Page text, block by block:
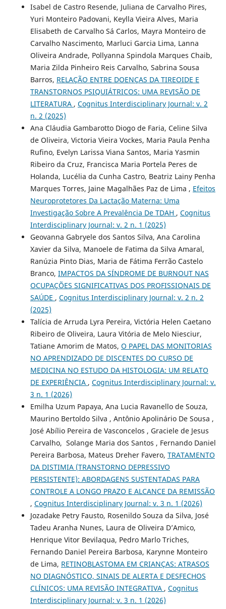
Isabel de Castro Resende, Juliana de Carvalho Pires,
Yuri Monteiro Padovani, Keylla Vieira Alves, Maria
Elisabeth de Carvalho Sá Carlos, Mayra Monteiro de
Carvalho Nascimento, Marluci Garcia Lima, Lanna
Oliveira Andrade, Pollyanna Spindola Marques Chaib,
Maria Zilda Pinheiro Reis Carvalho, Sabrina Sousa
Barros, RELAÇÃO ENTRE DOENÇAS DA TIREOIDE E
TRANSTORNOS PSIQUIÁTRICOS: UMA REVISÃO DE
LITERATURA , Cognitus Interdisciplinary Journal: v. 2
n. 2 (2025)
Ana Cláudia Gambarotto Diogo de Faria, Celine Silva
de Oliveira, Victoria Vieira Vockes, Maria Paula Penha
Rufino, Evelyn Larissa Viana Santos, Maria Yasmin
Ribeiro da Cruz, Francisca Maria Portela Peres de
Holanda, Lucélia da Cunha Castro, Beatriz Lainy Penha
Marques Torres, Jaine Magalhães Paz de Lima , Efeitos
Neuroprotetores Da Lactação Materna: Uma
Investigação Sobre A Prevalência De TDAH , Cognitus
Interdisciplinary Journal: v. 2 n. 1 (2025)
Geovanna Gabryele dos Santos Silva, Ana Carolina
Xavier da Silva, Manoele de Fatima da Silva Amaral,
Ranúzia Pinto Dias, Maria de Fátima Ferrão Castelo
Branco, IMPACTOS DA SÍNDROME DE BURNOUT NAS
OCUPAÇÕES SIGNIFICATIVAS DOS PROFISSIONAIS DE
SAÚDE , Cognitus Interdisciplinary Journal: v. 2 n. 2
(2025)
Talícia de Arruda Lyra Pereira, Victória Helen Caetano
Ribeiro de Oliveira, Laura Vitória de Melo Niesciur,
Tatiane Amorim de Matos, O PAPEL DAS MONITORIAS
NO APRENDIZADO DE DISCENTES DO CURSO DE
MEDICINA NO ESTUDO DA HISTOLOGIA: UM RELATO
DE EXPERIÊNCIA , Cognitus Interdisciplinary Journal: v.
3 n. 1 (2026)
Emilha Uzum Papaya, Ana Lucia Ravanello de Souza,
Maurino Bertoldo Silva , Antônio Apolinário De Sousa ,
José Abílio Pereira de Vasconcelos , Graciele de Jesus
Carvalho, Solange Maria dos Santos , Fernando Daniel
Pereira Barbosa, Mateus Dreher Favero, TRATAMENTO
DA DISTIMIA (TRANSTORNO DEPRESSIVO
PERSISTENTE): ABORDAGENS SUSTENTADAS PARA
CONTROLE A LONGO PRAZO E ALCANCE DA REMISSÃO
, Cognitus Interdisciplinary Journal: v. 3 n. 1 (2026)
Jozadake Petry Fausto, Rosenildo Souza da Silva, José
Tadeu Aranha Nunes, Laura de Oliveira D’Amico,
Henrique Vitor Bevilaqua, Pedro Marlo Triches,
Fernando Daniel Pereira Barbosa, Karynne Monteiro
de Lima, RETINOBLASTOMA EM CRIANÇAS: ATRASOS
NO DIAGNÓSTICO, SINAIS DE ALERTA E DESFECHOS
CLÍNICOS: UMA REVISÃO INTEGRATIVA , Cognitus
Interdisciplinary Journal: v. 3 n. 1 (2026)